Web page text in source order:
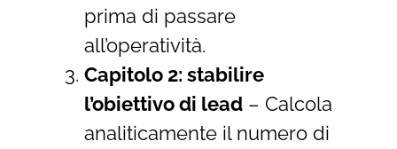
prima di passare
all’operatività.
Capitolo 2: stabilire
l’obiettivo di lead– Calcola
analiticamente il numero di